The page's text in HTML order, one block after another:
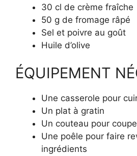
30 cl de crème fraîche
50 g de fromage râpé
Sel et poivre au goût
Huile d’olive
ÉQUIPEMENT
Une casserole pour
Un plat à gratin
Un couteau pour
Une poêle pour faire
ingrédients